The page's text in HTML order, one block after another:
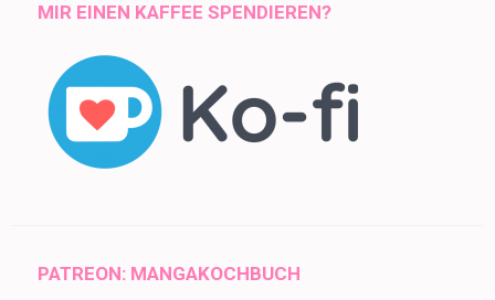
MIR EINEN KAFFEE SPENDIEREN?
PATREON: MANGAKOCHBUCH